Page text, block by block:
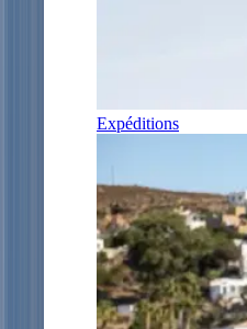
Expéditions